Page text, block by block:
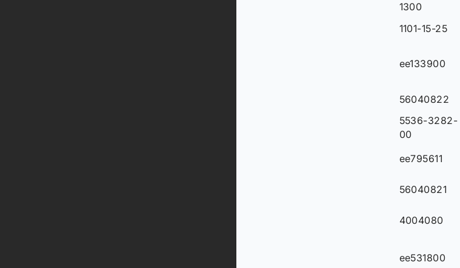
1300
1101-15-25
ee133900
56040822
5536-3282-
00
ee795611
56040821
4004080
ee531800